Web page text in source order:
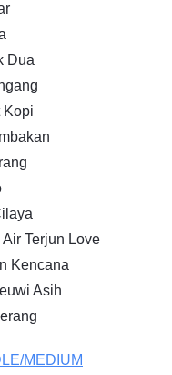
Dua
Kopi
Terjun Love
Kencana
Asih
MEDIUM